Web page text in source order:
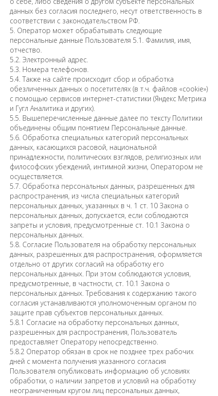
данных без согласия последнего, несут ответственность в
соответствии с законодательством РФ.
5. Оператор может обрабатывать следующие
персональные данные Пользователя 5.1. Фамилия, имя,
отчество.
5.2. Электронный адрес.
5.3. Номера телефонов.
5.4. Также на сайте происходит сбор и обработка
обезличенных данных о посетителях (в т.ч. файлов «cookie»)
с помощью сервисов интернет-статистики (Яндекс Метрика
и Гугл Аналитика и других).
5.5. Вышеперечисленные данные далее по тексту Политики
объединены общим понятием Персональные данные.
5.6. Обработка специальных категорий персональных
данных, касающихся расовой, национальной
принадлежности, политических взглядов, религиозных или
философских убеждений, интимной жизни, Оператором не
осуществляется.
5.7. Обработка персональных данных, разрешенных для
распространения, из числа специальных категорий
персональных данных, указанных в ч. 1 ст. 10 Закона о
персональных данных, допускается, если соблюдаются
запреты и условия, предусмотренные ст. 10.1 Закона о
персональных данных.
5.8. Согласие Пользователя на обработку персональных
данных, разрешенных для распространения, оформляется
отдельно от других согласий на обработку его
персональных данных. При этом соблюдаются условия,
предусмотренные, в частности, ст. 10.1 Закона о
персональных данных. Требования к содержанию такого
согласия устанавливаются уполномоченным органом по
защите прав субъектов персональных данных.
5.8.1 Согласие на обработку персональных данных,
разрешенных для распространения, Пользователь
предоставляет Оператору непосредственно.
5.8.2 Оператор обязан в срок не позднее трех рабочих
дней с момента получения указанного согласия
Пользователя опубликовать информацию об условиях
обработки, о наличии запретов и условий на обработку
неограниченным кругом лиц персональных данных,